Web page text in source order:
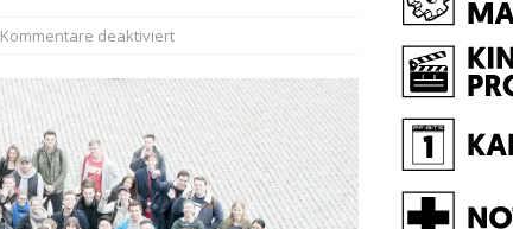
Kommentare deaktiviert